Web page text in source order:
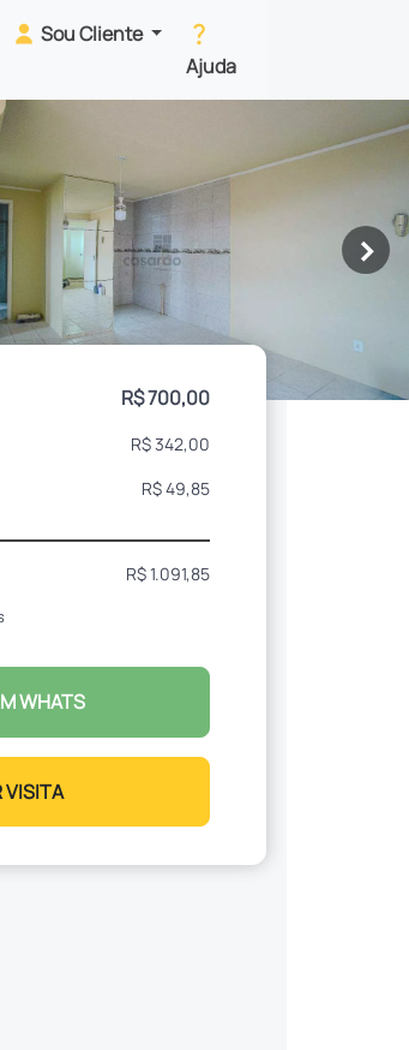
Sou Cliente
Ajuda
>
R$ 700,00
R$ 342,00
R$ 49,85
R$ 1.091,85
WHATS
VISITA